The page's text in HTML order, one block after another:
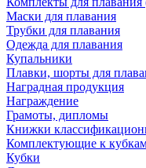
Маски для плавания
Трубки для плавания
Одежда для плавания
Купальники
Плавки, шорты для
Наградная продукция
Награждение
Грамоты, дипломы
Книжки
Комплектующие к
Кубки